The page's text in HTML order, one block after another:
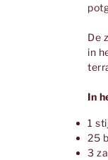
De
in
In
1
25
3